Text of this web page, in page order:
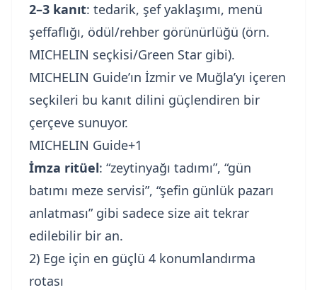
2–3 kanıt: tedarik, şef yaklaşımı, menü
şeffaflığı, ödül/rehber görünürlüğü (örn.
MICHELIN seçkisi/Green Star gibi).
MICHELIN Guide’ın İzmir ve Muğla’yı içeren
seçkileri bu kanıt dilini güçlendiren bir
çerçeve sunuyor.
MICHELIN Guide+1
İmza ritüel: “zeytinyağı tadımı”, “gün
batımı meze servisi”, “şefin günlük pazarı
anlatması” gibi sadece size ait tekrar
edilebilir bir an.
2) Ege için en güçlü 4 konumlandırma
rotası